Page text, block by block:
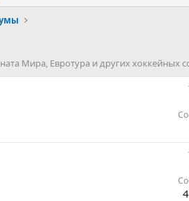
Мира, Евротура и других хоккейных